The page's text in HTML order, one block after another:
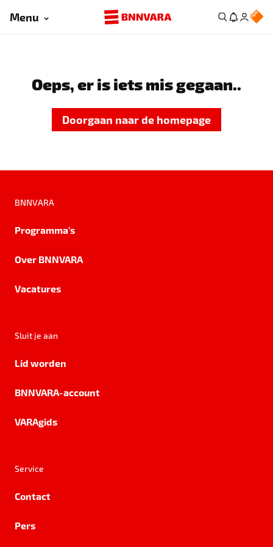
Menu
Oeps, er is iets mis gegaan..
Doorgaan naar de homepage
BNNVARA
Programma's
Over BNNVARA
Vacatures
Sluit je aan
Lid worden
BNNVARA-account
VARAgids
Service
Contact
Pers